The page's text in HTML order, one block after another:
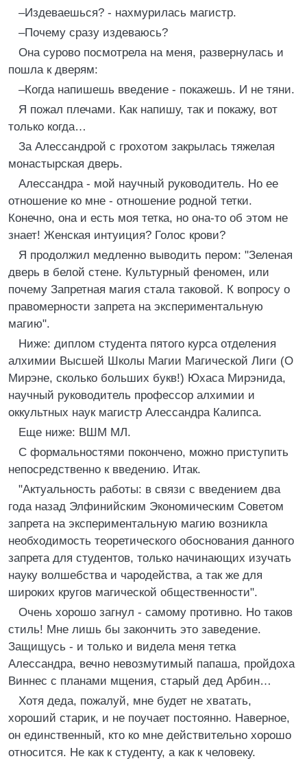
–Издеваешься? - нахмурилась магистр.
–Почему сразу издеваюсь?
Она сурово посмотрела на меня, развернулась и
пошла к дверям:
–Когда напишешь введение - покажешь. И не тяни.
Я пожал плечами. Как напишу, так и покажу, вот
только когда…
За Алессандрой с грохотом закрылась тяжелая
монастырская дверь.
Алессандра - мой научный руководитель. Но ее
отношение ко мне - отношение родной тетки.
Конечно, она и есть моя тетка, но она-то об этом не
знает! Женская интуиция? Голос крови?
Я продолжил медленно выводить пером: "Зеленая
дверь в белой стене. Культурный феномен, или
почему Запретная магия стала таковой. К вопросу о
правомерности запрета на экспериментальную
магию".
Ниже: диплом студента пятого курса отделения
алхимии Высшей Школы Магии Магической Лиги (О
Мирэне, сколько больших букв!) Юхаса Мирэнида,
научный руководитель профессор алхимии и
оккультных наук магистр Алессандра Калипса.
Еще ниже: ВШМ МЛ.
С формальностями покончено, можно приступить
непосредственно к введению. Итак.
"Актуальность работы: в связи с введением два
года назад Элфинийским Экономическим Советом
запрета на экспериментальную магию возникла
необходимость теоретического обоснования данного
запрета для студентов, только начинающих изучать
науку волшебства и чародейства, а так же для
широких кругов магической общественности".
Очень хорошо загнул - самому противно. Но таков
стиль! Мне лишь бы закончить это заведение.
Защищусь - и только и видела меня тетка
Алессандра, вечно невозмутимый папаша, пройдоха
Виннес с планами мщения, старый дед Арбин…
Хотя деда, пожалуй, мне будет не хватать,
хороший старик, и не поучает постоянно. Наверное,
он единственный, кто ко мне действительно хорошо
относится. Не как к студенту, а как к человеку.